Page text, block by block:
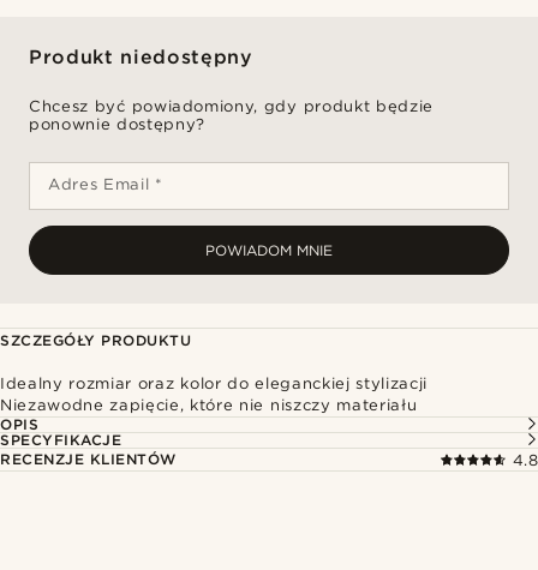
Produkt niedostępny
Chcesz być powiadomiony, gdy produkt będzie
ponownie dostępny?
Adres Email *
POWIADOM MNIE
SZCZEGÓŁY PRODUKTU
Idealny rozmiar oraz kolor do eleganckiej stylizacji
Niezawodne zapięcie, które nie niszczy materiału
OPIS
SPECYFIKACJE
RECENZJE KLIENTÓW
4.8